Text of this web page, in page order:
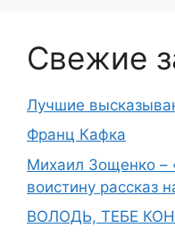
Свежие
Лучшие
Франц Кафка
Михаил Зощенко –
воистину рассказ
ВОЛОДЬ, ТЕБЕ